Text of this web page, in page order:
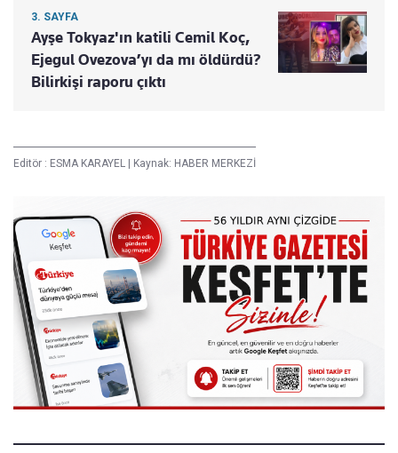
3. SAYFA
Ayşe Tokyaz'ın katili Cemil Koç,
Ejegul Ovezova’yı da mı öldürdü?
Bilirkişi raporu çıktı
Editör : ESMA KARAYEL Kaynak: HABER MERKEZİ